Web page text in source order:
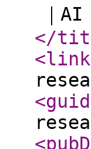
｜
</
<link
<guid